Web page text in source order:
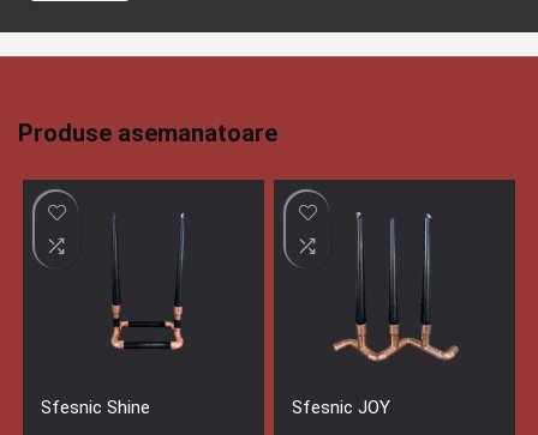
Produse asemanatoare
Sfesnic Shine Sfesnic JOY